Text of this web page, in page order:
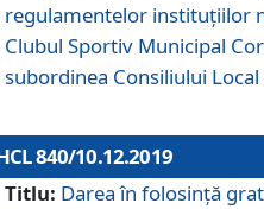
regulamentelor instituțiilor
Clubul Sportiv Municipal
subordinea Consiliului
840/10.12.2019
Titlu: Darea în folosință